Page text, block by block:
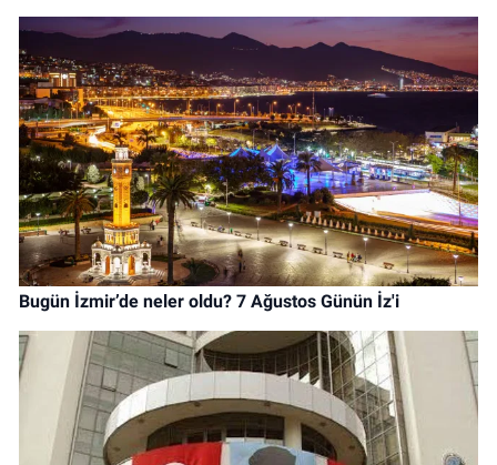
Bugün İzmir’de neler oldu? 7 Ağustos Günün İz'i